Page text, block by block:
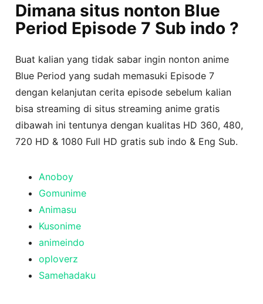
Dimana situs nonton Blue
Period Episode 7 Sub indo ?
Buat kalian yang tidak sabar ingin nonton anime
Blue Period yang sudah memasuki Episode 7
dengan kelanjutan cerita episode sebelum kalian
bisa streaming di situs streaming anime gratis
dibawah ini tentunya dengan kualitas HD 360, 480,
720 HD & 1080 Full HD gratis sub indo & Eng Sub.
Anoboy
Gomunime
Animasu
Kusonime
animeindo
oploverz
Samehadaku